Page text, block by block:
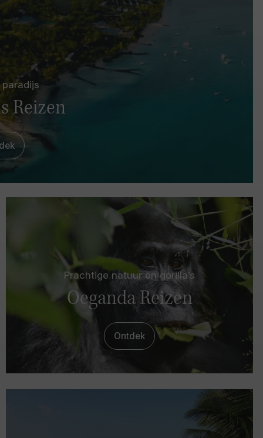
Reizen
Prachtige natuur en gorilla’s
Oeganda Reizen
Ontdek